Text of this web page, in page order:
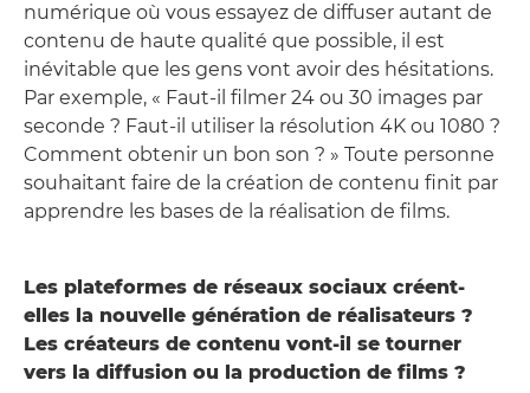
numérique où vous essayez de diffuser autant de
contenu de haute qualité que possible, il est
inévitable que les gens vont avoir des hésitations.
Par exemple, « Faut-il filmer 24 ou 30 images par
seconde ? Faut-il utiliser la résolution 4K ou 1080 ?
Comment obtenir un bon son ? » Toute personne
souhaitant faire de la création de contenu finit par
apprendre les bases de la réalisation de films.
Les plateformes de réseaux sociaux créent-
elles la nouvelle génération de réalisateurs ?
Les créateurs de contenu vont-il se tourner
vers la diffusion ou la production de films ?